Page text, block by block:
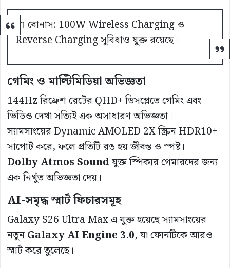
🔌 বোনাস: 100W Wireless Charging ও
Reverse Charging সুবিধাও যুক্ত রয়েছে।
গেমিং ও মাল্টিমিডিয়া অভিজ্ঞতা
144Hz রিফ্রেশ রেটের QHD+ ডিসপ্লেতে গেমিং এবং
ভিডিও দেখা সত্যিই এক অসাধারণ অভিজ্ঞতা।
স্যামসাংয়ের Dynamic AMOLED 2X স্ক্রিন HDR10+
সাপোর্ট করে, ফলে প্রতিটি রঙ হয় জীবন্ত ও স্পষ্ট।
Dolby Atmos Soundযুক্ত স্পিকার গেমারদের জন্য
এক নিখুঁত অভিজ্ঞতা দেয়।
AI-সমৃদ্ধ স্মার্ট ফিচারসমূহ
Galaxy S26 Ultra Max এ যুক্ত হয়েছে স্যামসাংয়ের
নতুনGalaxy AI Engine 3.0, যা ফোনটিকে আরও
স্মার্ট করে তুলেছে।